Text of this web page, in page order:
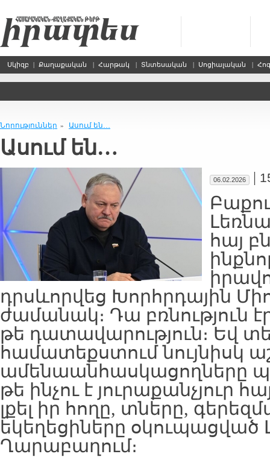
Սկիզբ | Քաղաքական | Հարթակ | Տնտեսական | Սոցիալական |
Նորություններ » Ասում են…
Ասում են…
06.02.2026 |
հայ
դրսևորվեց Խորհրդային
ժամանակ։ Դա բռնություն
թե դատավարություն։ Եվ
համատեքստում նույնիսկ
ամենաանհասկացողները
թե ինչու է յուրաքանչյուր
լքել իր հողը, տները,
եկեղեցիները օկուպացված
Ղարաբաղում։